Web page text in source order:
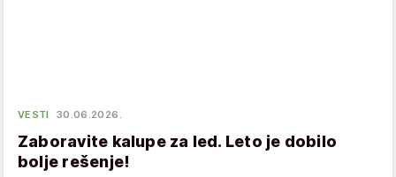
VESTI 30.06.2026.
Zaboravite kalupe za led. Leto je dobilo
bolje rešenje!